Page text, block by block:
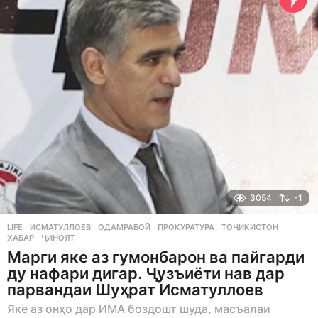
g
o
3054 -1
LIFE ИСМАТУЛЛОЕВ ,ОДАМРАБОӢ ,ПРОКУРАТУРА ,ТОҶИКИСТОН
ХАБАР
,ҶИНОЯТ
Марги яке аз гумонбарон ва пайгарди
ду нафари дигар. Ҷузъиёти нав дар
парвандаи Шуҳрат Исматуллоев
Яке аз онҳо дар ИМА боздошт шуда, масъалаи